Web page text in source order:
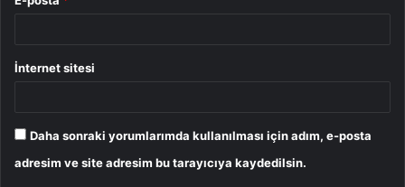
İnternet sitesi
Daha sonraki yorumlarımda kullanılması için adım, e-posta
adresim ve site adresim bu tarayıcıya kaydedilsin.